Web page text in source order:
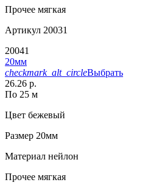
Прочее мягкая
Артикул 20031
20041
20мм
checkmark_alt_circleВыбрать
26.26 р.
По 25 м
Цвет бежевый
Размер 20мм
Материал нейлон
Прочее мягкая